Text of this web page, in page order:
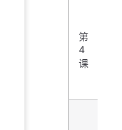
第
4
课